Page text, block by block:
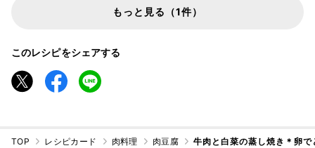
もっと見る（1件）
このレシピをシェアする
TOP レシピカード 肉料理 肉豆腐 牛肉と白菜の蒸し焼き＊卵